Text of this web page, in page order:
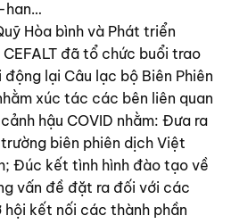
han…
Hòa bình và Phát triển
đã tổ chức buổi trao
lại Câu lạc bộ Biên Phiên
xúc tác các bên liên quan
hậu COVID nhằm: Đưa ra
biên phiên dịch Việt
Đúc kết tình hình đào tạo về
vấn đề đặt ra đối với các
kết nối các thành phần